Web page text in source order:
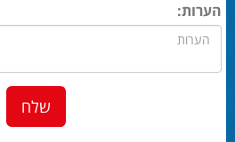
הערות: